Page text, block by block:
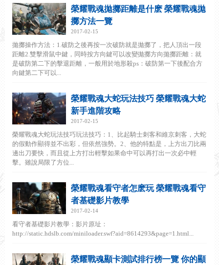
榮耀戰魂拋擲距離是什麽 榮耀戰魂拋
擲方法一覽
2017-02-15
拋擲操作方法：1.破防之後再按一次破防就是拋擲了，把人頂出一段
距離2.雙擊滑鼠中鍵，同時按方向鍵可以改變拋擲方向拋擲距離：就
是破防第二下的擊退距離，一般用於地形殺ps：破防第一下後配合方
向鍵第二下可以...
榮耀戰魂大蛇玩法技巧 榮耀戰魂大蛇
新手進階攻略
2017-02-15
榮耀戰魂大蛇玩法技巧玩法技巧：1、比起騎士刺客和維京刺客，大蛇
的假動作顯得並不出彩，但依然強勢。2、他的特點是，上方出刀比兩
邊出刀要快，而且從上方打出輕擊如果命中可以再打出一次必中輕
擊。雖說局限了方位...
榮耀戰魂看守者怎麽玩 榮耀戰魂看守
者基礎影片教學
2017-02-14
看守者基礎影片教學：影片原址：
http://static.hdslb.com/miniloader.swf?aid=8614293&page=1.html...
榮耀戰魂顯卡測試排行榜一覽 你的顯